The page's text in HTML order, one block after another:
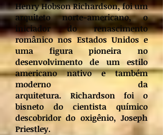
Henry Hobson Richardson, foi um
arquiteto norte-americano, o
iniciador do renascimento
românico nos Estados Unidos e
uma figura pioneira no
desenvolvimento de um estilo
americano nativo e também
moderno da
arquitetura. Richardson foi o
bisneto do cientista químico
descobridor do oxigênio, Joseph
Priestley.